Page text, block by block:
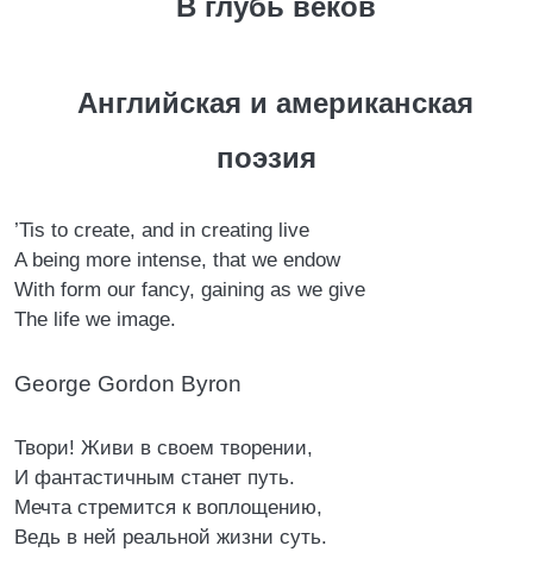
В глубь веков
Английская и американская
поэзия
’Tis to create, and in creating live
A being more intense, that we endow
With form our fancy, gaining as we give
The life we image.
George Gordon Byron
Твори! Живи в своем творении,
И фантастичным станет путь.
Мечта стремится к воплощению,
Ведь в ней реальной жизни суть.